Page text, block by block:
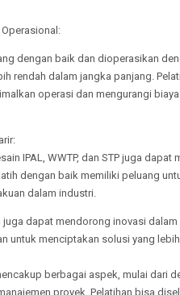
dengan baik dan dioperasikan
rendah dalam jangka panjang.
operasi dan mengurangi
IPAL, WWTP, dan STP juga
dengan baik memiliki peluang
dalam industri.
dapat mendorong inovasi
untuk menciptakan solusi yang
berbagai aspek, mulai dari
proyek. Pelatihan bisa